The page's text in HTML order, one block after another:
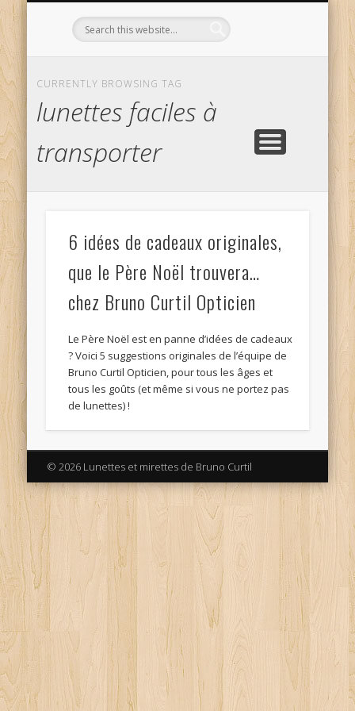
CURRENTLY BROWSING TAG
lunettes faciles à
transporter
6 idées de cadeaux originales,
que le Père Noël trouvera…
chez Bruno Curtil Opticien
Le Père Noël est en panne d’idées de cadeaux
? Voici 5 suggestions originales de l’équipe de
Bruno Curtil Opticien, pour tous les âges et
tous les goûts (et même si vous ne portez pas
de lunettes) !
© 2026 Lunettes et mirettes de Bruno Curtil